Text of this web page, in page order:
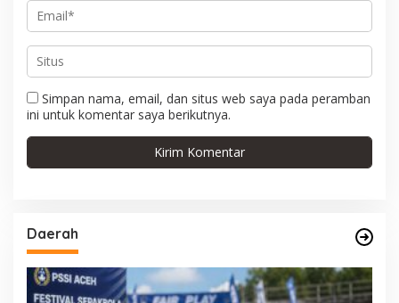
Simpan nama, email, dan situs web saya pada peramban
ini untuk komentar saya berikutnya.
Daerah